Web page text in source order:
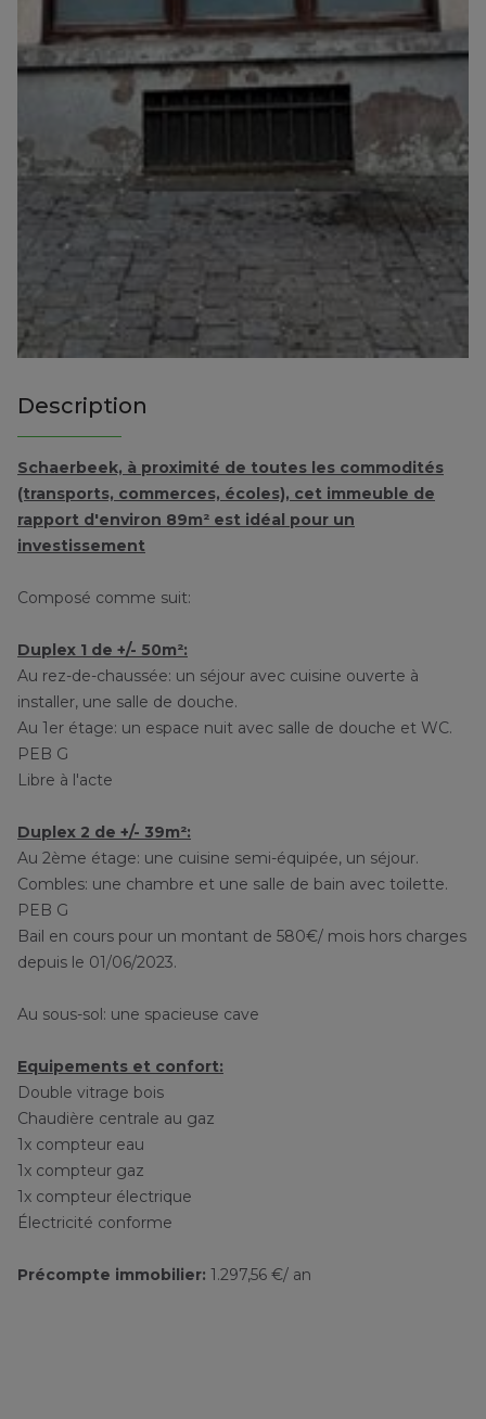
Description
Schaerbeek, à proximité de toutes les commodités
(transports, commerces, écoles), cet immeuble de
rapport d'environ 89m² est idéal pour un
investissement
Composé comme suit:
Duplex 1 de +/- 50m²:
Au rez-de-chaussée: un séjour avec cuisine ouverte à
installer, une salle de douche.
Au 1er étage: un espace nuit avec salle de douche et WC.
PEB G
Libre à l'acte
Duplex 2 de +/- 39m²:
Au 2ème étage: une cuisine semi-équipée, un séjour.
Combles: une chambre et une salle de bain avec toilette.
PEB G
Bail en cours pour un montant de 580€/ mois hors charges
depuis le 01/06/2023.
Au sous-sol: une spacieuse cave
Equipements et confort:
Double vitrage bois
Chaudière centrale au gaz
1x compteur eau
1x compteur gaz
1x compteur électrique
Électricité conforme
Précompte immobilier: 1.297,56 €/ an